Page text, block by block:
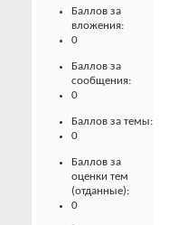
Баллов за
вложения:
0
Баллов за
сообщения:
0
Баллов за темы:
0
Баллов за
оценки тем
(отданные):
0